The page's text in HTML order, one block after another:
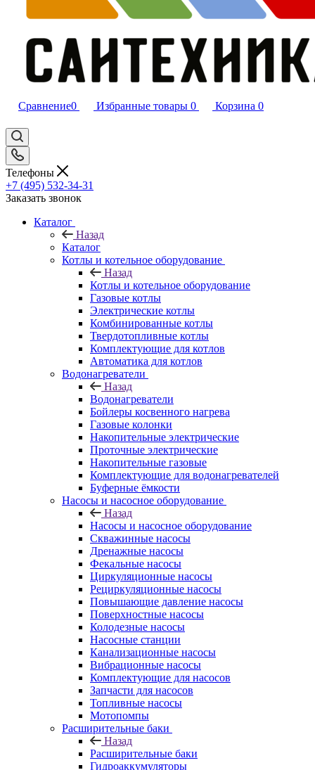
Сравнение0 Избранные товары 0 Корзина 0
Телефоны
+7 (495) 532‑34‑31
Заказать звонок
Каталог
Назад
Каталог
Котлы и котельное оборудование
Назад
Котлы и котельное оборудование
Газовые котлы
Электрические котлы
Комбинированные котлы
Твердотопливные котлы
Комплектующие для котлов
Автоматика для котлов
Водонагреватели
Назад
Водонагреватели
Бойлеры косвенного нагрева
Газовые колонки
Накопительные электрические
Проточные электрические
Накопительные газовые
Комплектующие для водонагревателей
Буферные ёмкости
Насосы и насосное оборудование
Назад
Насосы и насосное оборудование
Скважинные насосы
Дренажные насосы
Фекальные насосы
Циркуляционные насосы
Рециркуляционные насосы
Повышающие давление насосы
Поверхностные насосы
Колодезные насосы
Насосные станции
Канализационные насосы
Вибрационные насосы
Комплектующие для насосов
Запчасти для насосов
Топливные насосы
Мотопомпы
Расширительные баки
Назад
Расширительные баки
Гидроаккумуляторы